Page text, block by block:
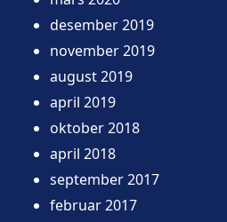
desember 2019
november 2019
august 2019
april 2019
oktober 2018
april 2018
september 2017
februar 2017